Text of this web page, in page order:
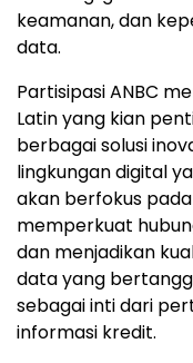
keamanan, dan
data.
Partisipasi ANBC
Latin yang kian
berbagai solusi
lingkungan digital
akan berfokus
memperkuat
dan menjadikan
data yang
sebagai inti dari
informasi kredit.